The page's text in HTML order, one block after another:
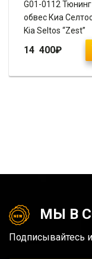
G01-0112 Тюнинг
обвес Киа
Kia Seltos “Zest”
14 400₽
МЫ В
Подписывайтесь